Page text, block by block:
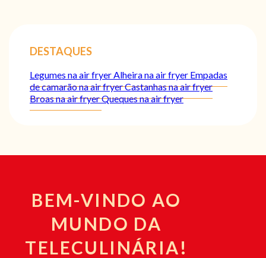
DESTAQUES
Legumes na air fryer Alheira na air fryer Empadas
de camarão na air fryerCastanhas na air fryer
Broas na air fryerQueques na air fryer
BEM-VINDO AO
MUNDO DA
TELECULINÁRIA!